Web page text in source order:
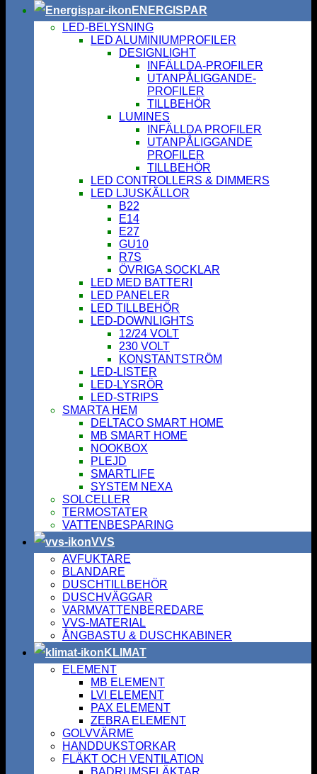
ENERGISPAR
LED-BELYSNING
LED ALUMINIUMPROFILER
DESIGNLIGHT
INFÄLLDA-PROFILER
UTANPÅLIGGANDE-
PROFILER
TILLBEHÖR
LUMINES
INFÄLLDA PROFILER
UTANPÅLIGGANDE
PROFILER
TILLBEHÖR
LED CONTROLLERS & DIMMERS
LED LJUSKÄLLOR
B22
E14
E27
GU10
R7S
ÖVRIGA SOCKLAR
LED MED BATTERI
LED PANELER
LED TILLBEHÖR
LED-DOWNLIGHTS
12/24 VOLT
230 VOLT
KONSTANTSTRÖM
LED-LISTER
LED-LYSRÖR
LED-STRIPS
SMARTA HEM
DELTACO SMART HOME
MB SMART HOME
NOOKBOX
PLEJD
SMARTLIFE
SYSTEM NEXA
SOLCELLER
TERMOSTATER
VATTENBESPARING
VVS
AVFUKTARE
BLANDARE
DUSCHTILLBEHÖR
DUSCHVÄGGAR
VARMVATTENBEREDARE
VVS-MATERIAL
ÅNGBASTU & DUSCHKABINER
KLIMAT
ELEMENT
MB ELEMENT
LVI ELEMENT
PAX ELEMENT
ZEBRA ELEMENT
GOLVVÄRME
HANDDUKSTORKAR
FLÄKT OCH VENTILATION
BADRUMSFLÄKTAR